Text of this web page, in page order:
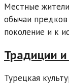
Местные
обычаи
поколение и к
Традиции
Турецкая